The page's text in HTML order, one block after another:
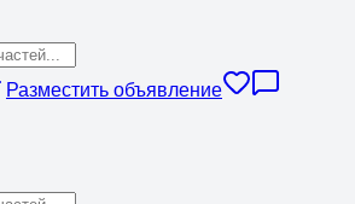
Разместить объявление